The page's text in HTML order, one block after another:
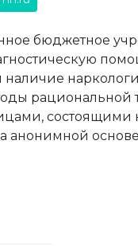
бюджетное
рациональной
анонимной